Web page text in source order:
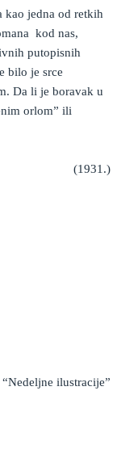
kao jedna od retkih
kod nas,
putopisnih
bilo je srce
Da li je boravak u
orlom” ili
(1931.)
“Nedeljne ilustracije”